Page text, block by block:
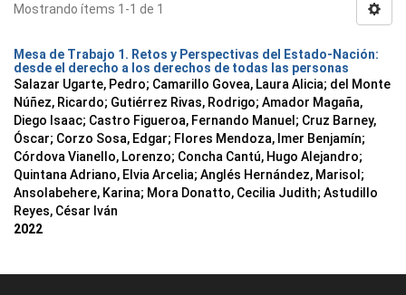
Mostrando ítems 1-1 de 1
Mesa de Trabajo 1. Retos y Perspectivas del Estado-Nación:
desde el derecho a los derechos de todas las personas
Salazar Ugarte, Pedro; Camarillo Govea, Laura Alicia; del Monte
Núñez, Ricardo; Gutiérrez Rivas, Rodrigo; Amador Magaña,
Diego Isaac; Castro Figueroa, Fernando Manuel ; Cruz Barney,
Óscar; Corzo Sosa, Edgar; Flores Mendoza, Imer Benjamín;
Córdova Vianello, Lorenzo; Concha Cantú, Hugo Alejandro;
Quintana Adriano, Elvia Arcelia; Anglés Hernández, Marisol ;
Ansolabehere, Karina; Mora Donatto, Cecilia Judith; Astudillo
Reyes, César Iván
2022